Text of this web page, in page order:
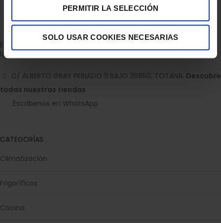
PERMITIR LA SELECCIÓN
SOLO USAR COOKIES NECESARIAS
Empresa dedicada a la venta de accesorios para el hogar con
la experiencia de 36 años.
C/ ALBERTO GRAY PEINADO 11 BAJO 30850, TOTANA. Descubre
todas nuestras tiendas
Escríbenos en WhatsApp
CATEGORÍAS
Climatización
Frigoríficos
Cocina